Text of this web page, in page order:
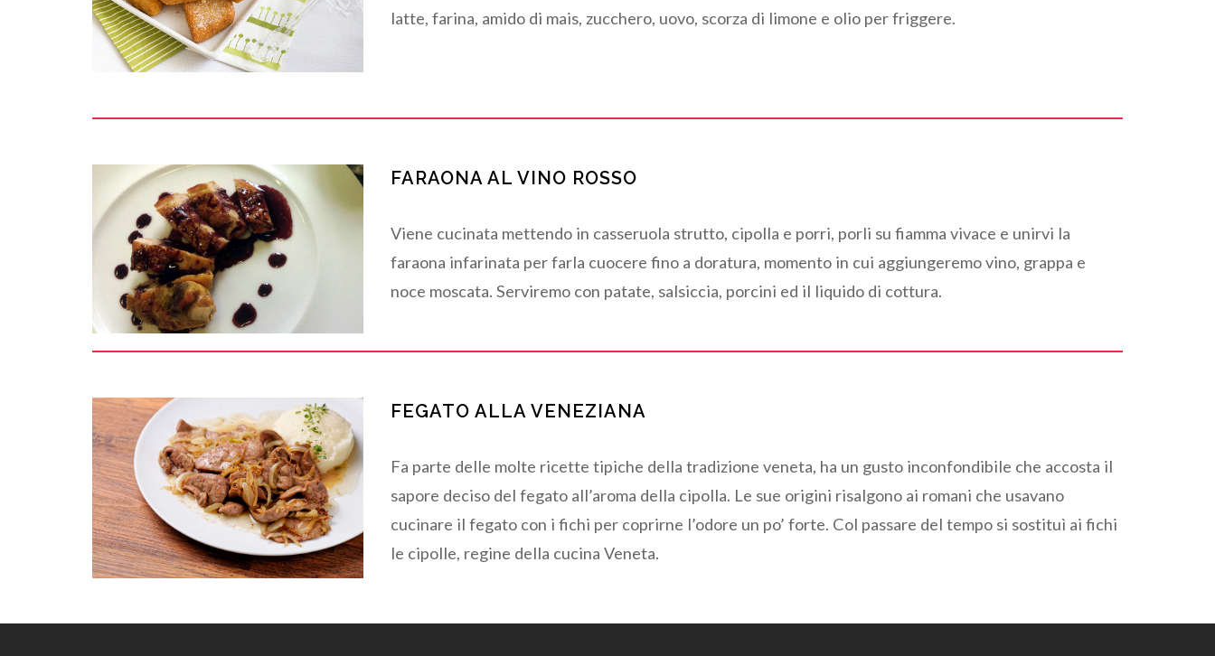
latte, farina, amido di mais, zucchero, uovo, scorza di limone e olio per friggere.
FARAONA AL VINO ROSSO
Viene cucinata mettendo in casseruola strutto, cipolla e porri, porli su fiamma vivace e unirvi la
faraona infarinata per farla cuocere fino a doratura, momento in cui aggiungeremo vino, grappa e
noce moscata. Serviremo con patate, salsiccia, porcini ed il liquido di cottura.
FEGATO ALLA VENEZIANA
Fa parte delle molte ricette tipiche della tradizione veneta, ha un gusto inconfondibile che accosta il
sapore deciso del fegato all’aroma della cipolla. Le sue origini risalgono ai romani che usavano
cucinare il fegato con i fichi per coprirne l’odore un po’ forte. Col passare del tempo si sostituì ai fichi
le cipolle, regine della cucina Veneta.